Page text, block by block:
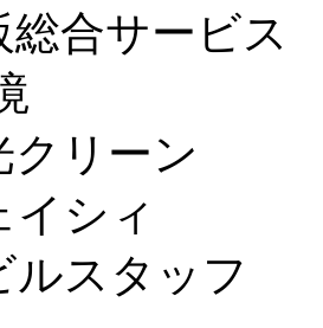
総合サービス
クリーン
イシィ
ルスタッフ